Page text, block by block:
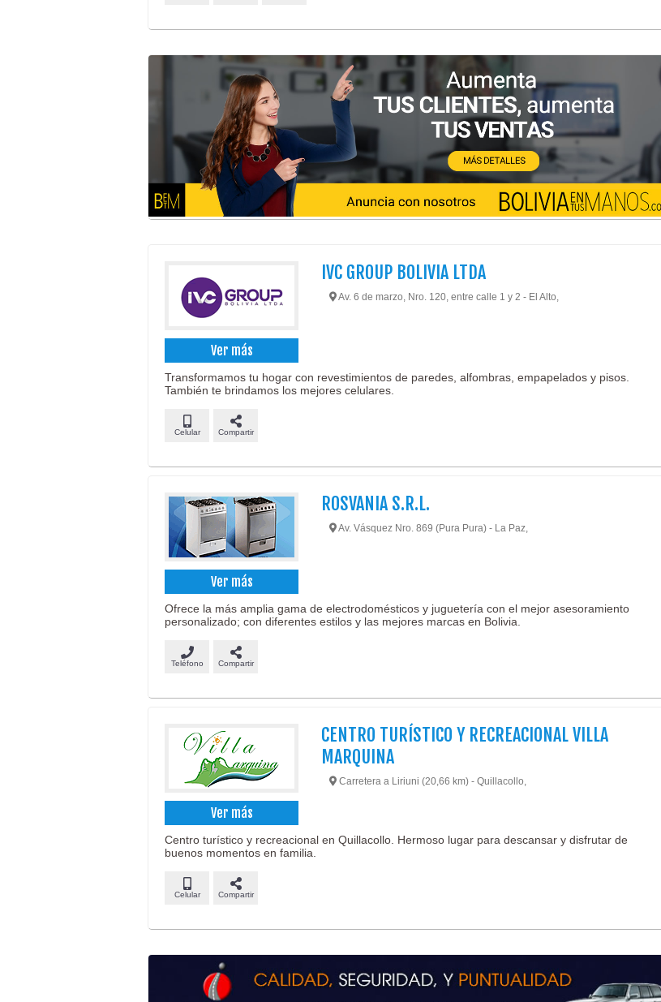
Ver más
IVC GROUP BOLIVIA LTDA
Av. 6 de marzo, Nro. 120, entre calle 1 y 2 - El Alto,
Transformamos tu hogar con revestimientos de paredes, alfombras, empapelados y pisos.
También te brindamos los mejores celulares.
Celular Compartir
Ver más
ROSVANIA S.R.L.
Av. Vásquez Nro. 869 (Pura Pura) - La Paz,
Ofrece la más amplia gama de electrodomésticos y juguetería con el mejor asesoramiento
personalizado; con diferentes estilos y las mejores marcas en Bolivia.
Teléfono Compartir
Ver más
CENTRO TURÍSTICO Y RECREACIONAL VILLA
MARQUINA
Carretera a Liriuni (20,66 km) - Quillacollo,
Centro turístico y recreacional en Quillacollo. Hermoso lugar para descansar y disfrutar de
buenos momentos en familia.
Celular Compartir